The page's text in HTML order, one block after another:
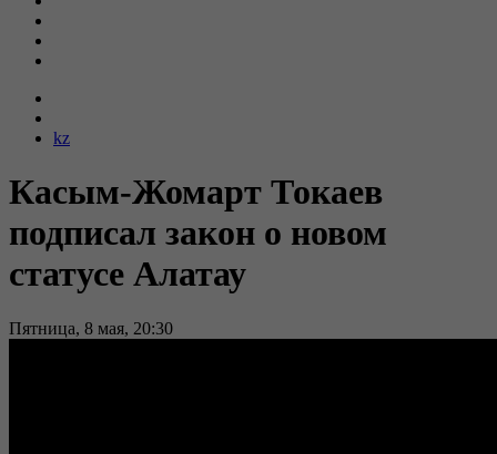
kz
Касым-Жомарт Токаев
подписал закон о новом
статусе Алатау
Пятница, 8 мая, 20:30